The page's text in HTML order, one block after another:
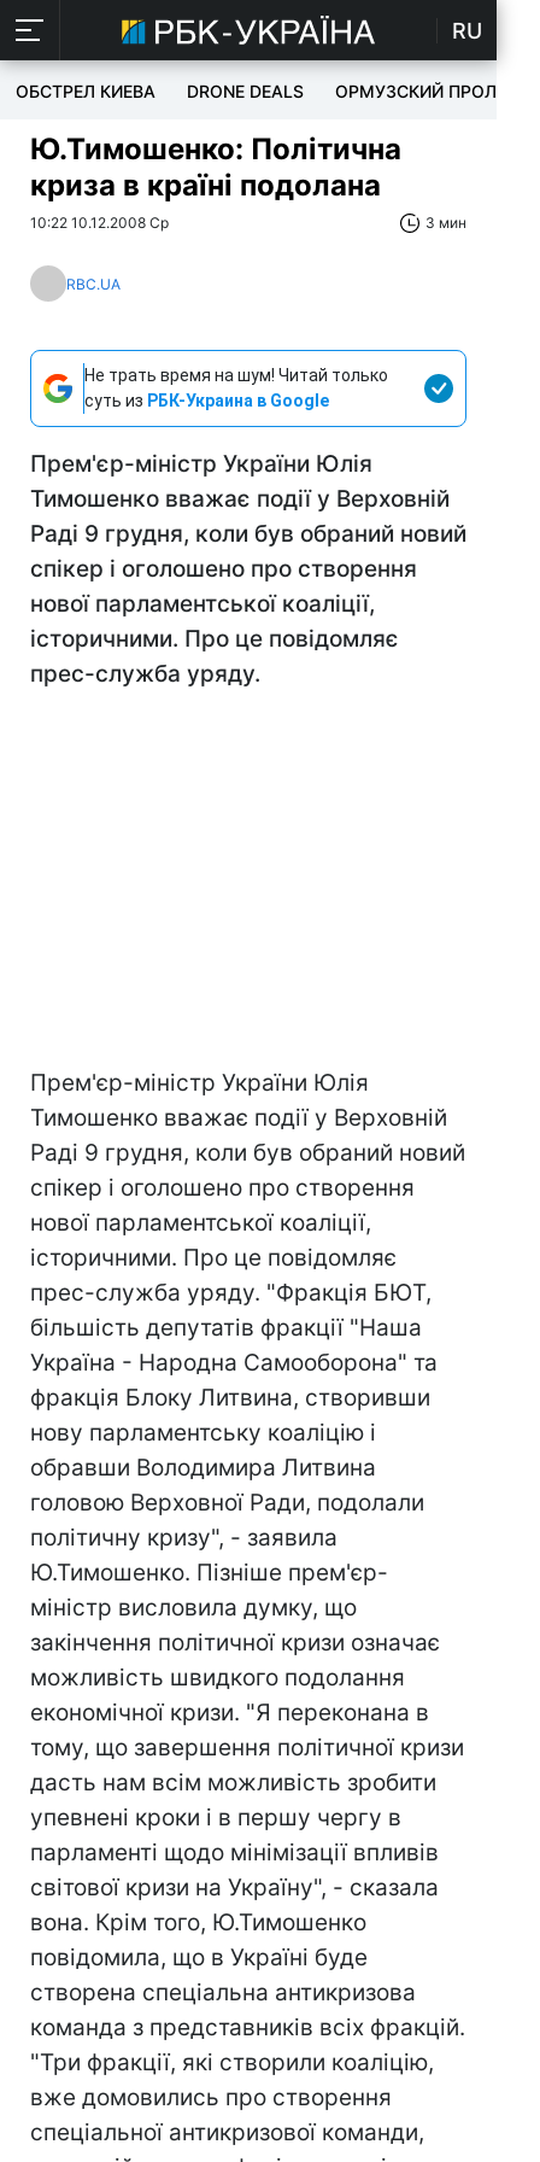
RU
ОБСТРЕЛ КИЕВА DRONE DEALS ОРМУЗСКИЙ ПРОЛИВ
Ю.Тимошенко: Політична
криза в країні подолана
10:22 10.12.2008 Ср 3 мин
RBC.UA
Не трать время на шум! Читай только
суть из РБК-Украина в Google
Прем'єр-міністр України Юлія
Тимошенко вважає події у Верховній
Раді 9 грудня, коли був обраний новий
спікер і оголошено про створення
нової парламентської коаліції,
історичними. Про це повідомляє
прес-служба уряду.
Прем'єр-міністр України Юлія
Тимошенко вважає події у Верховній
Раді 9 грудня, коли був обраний новий
спікер і оголошено про створення
нової парламентської коаліції,
історичними. Про це повідомляє
прес-служба уряду. "Фракція БЮТ,
більшість депутатів фракції "Наша
Україна - Народна Самооборона" та
фракція Блоку Литвина, створивши
нову парламентську коаліцію і
обравши Володимира Литвина
головою Верховної Ради, подолали
політичну кризу", - заявила
Ю.Тимошенко. Пізніше прем'єр-
міністр висловила думку, що
закінчення політичної кризи означає
можливість швидкого подолання
економічної кризи. "Я переконана в
тому, що завершення політичної кризи
дасть нам всім можливість зробити
упевнені кроки і в першу чергу в
парламенті щодо мінімізації впливів
світової кризи на Україну", - сказала
вона. Крім того, Ю.Тимошенко
повідомила, що в Україні буде
створена спеціальна антикризова
команда з представників всіх фракцій.
"Три фракції, які створили коаліцію,
вже домовились про створення
спеціальної антикризової команди,